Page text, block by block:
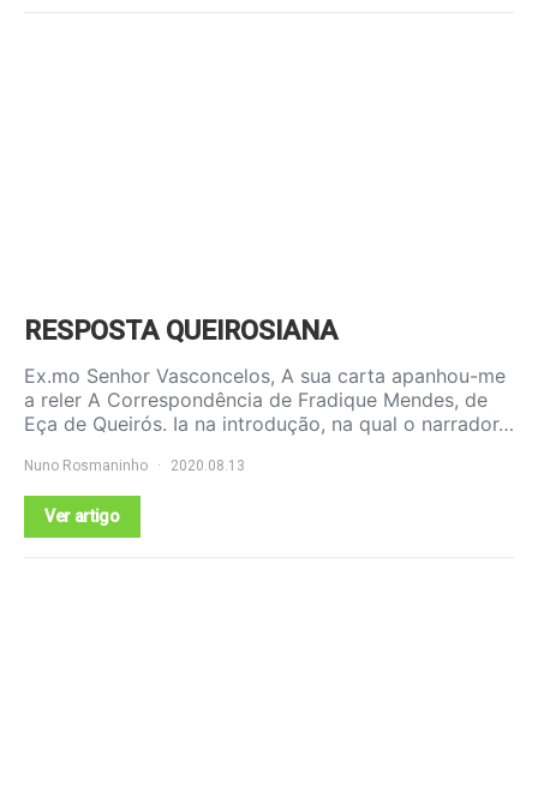
RESPOSTA QUEIROSIANA
Ex.mo Senhor Vasconcelos, A sua carta apanhou-me
a reler A Correspondência de Fradique Mendes, de
Eça de Queirós. Ia na introdução, na qual o narrador…
Nuno Rosmaninho 2020.08.13
Ver artigo